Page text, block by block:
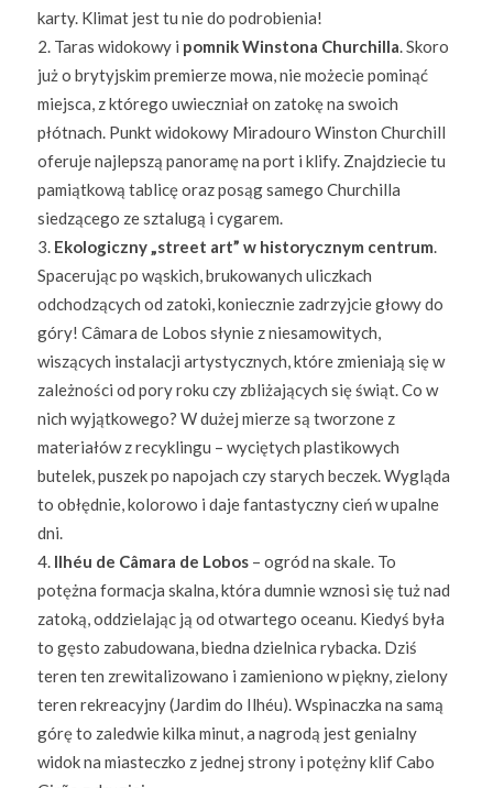
karty. Klimat jest tu nie do podrobienia!
Taras widokowy i pomnik Winstona Churchilla . Skoro
już o brytyjskim premierze mowa, nie możecie pominąć
miejsca, z którego uwieczniał on zatokę na swoich
płótnach. Punkt widokowy Miradouro Winston Churchill
oferuje najlepszą panoramę na port i klify. Znajdziecie tu
pamiątkową tablicę oraz posąg samego Churchilla
siedzącego ze sztalugą i cygarem.
Ekologiczny „street art” w historycznym centrum
Spacerując po wąskich, brukowanych uliczkach
odchodzących od zatoki, koniecznie zadrzyjcie głowy do
góry! Câmara de Lobos słynie z niesamowitych,
wiszących instalacji artystycznych, które zmieniają się w
zależności od pory roku czy zbliżających się świąt. Co w
nich wyjątkowego? W dużej mierze są tworzone z
materiałów z recyklingu – wyciętych plastikowych
butelek, puszek po napojach czy starych beczek. Wygląda
to obłędnie, kolorowo i daje fantastyczny cień w upalne
dni.
Ilhéu de Câmara de Lobos– ogród na skale. To
potężna formacja skalna, która dumnie wznosi się tuż nad
zatoką, oddzielając ją od otwartego oceanu. Kiedyś była
to gęsto zabudowana, biedna dzielnica rybacka. Dziś
teren ten zrewitalizowano i zamieniono w piękny, zielony
teren rekreacyjny (Jardim do Ilhéu). Wspinaczka na samą
górę to zaledwie kilka minut, a nagrodą jest genialny
widok na miasteczko z jednej strony i potężny klif Cabo